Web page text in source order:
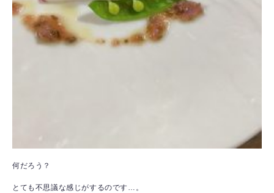
何だろう？
とても不思議な感じがするのです…。